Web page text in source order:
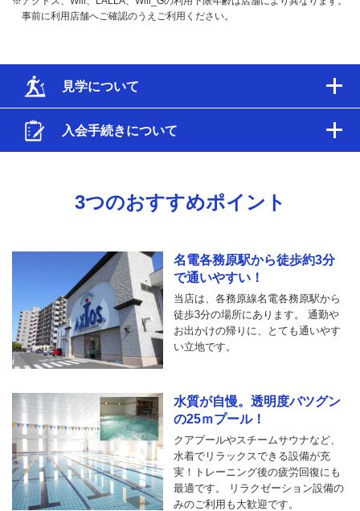
事前に利用店舗へご確認のうえご利用ください。
見学について
入会手続きについて
3つのおすすめポイント
名電各務原駅から徒歩約3分
で通いやすい！
当店は、各務原線名電各務原駅から
徒歩3分の場所にあります。 通勤や
お出かけの帰りに、とても通いやす
い立地です。
水質が自慢。透明度バツグン
の25ｍプール！
クアプールやスチームサウナなど、
水着でリラックスできる設備が充
実！トレーニング後の疲労回復にも
最適です。 リラクゼーション設備の
みのご利用も大歓迎です。